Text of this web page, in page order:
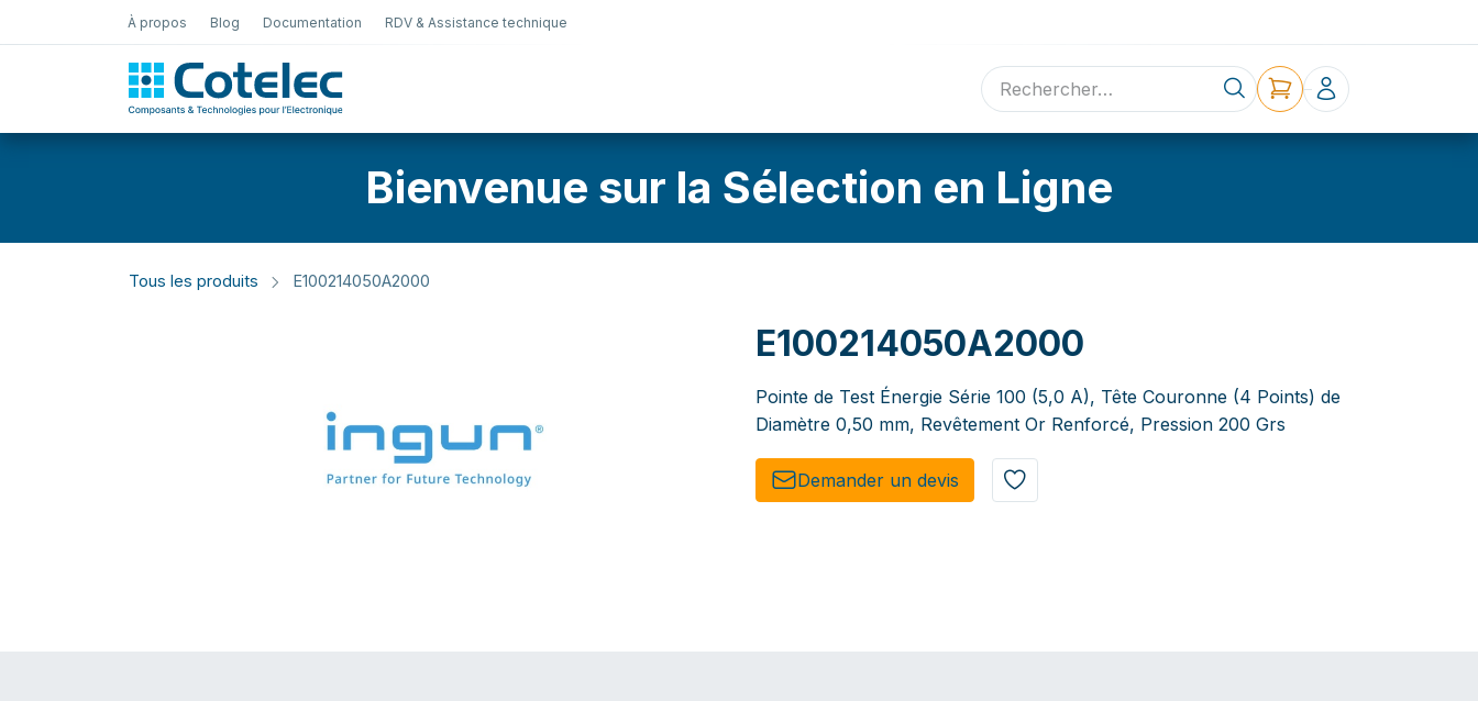
À propos Blog Documentation RDV & Assistance technique
Sélection en ligne Contact
Bienvenue sur la Sélection en Ligne
Tous les produits E100214050A2000
E100214050A2000
Pointe de Test Énergie Série 100 (5,0 A), Tête Couronne (4 Points) de
Diamètre 0,50 mm, Revêtement Or Renforcé, Pression 200 Grs
Demander un de​​vis​​